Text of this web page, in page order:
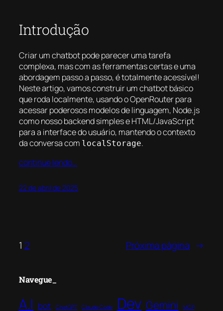
Introdução
Criar um chatbot pode parecer uma tarefa
complexa, mas com as ferramentas certas e uma
abordagem passo a passo, é totalmente acessível!
Neste artigo, vamos construir um chatbot básico
que roda localmente, usando o OpenRouter para
acessar poderosos modelos de linguagem, Node.js
como nosso backend simples e HTML/JavaScript
para a interface do usuário, mantendo o contexto
da conversa com localStorage.
continue lendo…
22 de abril de 2025
1 2 Próxima página →
Navegue_
A.I bot ChatGPT Claude Code Dev Gemini MCP